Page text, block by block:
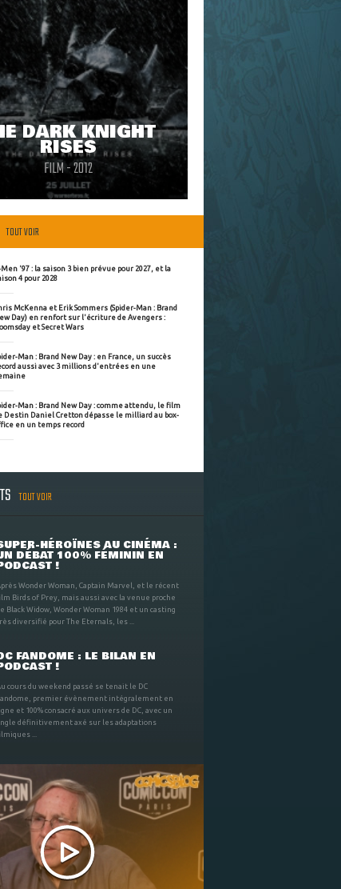
DARK KNIGHT
RISES
FILM - 2012
TOUT VOIR
Men '97 : la saison 3 bien prévue pour 2027, et la
4 pour 2028
McKenna et Erik Sommers (Spider-Man : Brand
Day) en renfort sur l'écriture de Avengers :
et Secret Wars
Man : Brand New Day : en France, un succès
aussi avec 3 millions d'entrées en une
Man : Brand New Day : comme attendu, le film
Destin Daniel Cretton dépasse le milliard au box-
en un temps record
TOUT VOIR
HÉROÏNES AU CINÉMA :
DÉBAT 100% FÉMININ EN
!
Wonder Woman, Captain Marvel, et le récent
Birds of Prey, mais aussi avec la venue proche
Black Widow, Wonder Woman 1984 et un casting
diversifié pour The Eternals, les ...
FANDOME : LE BILAN EN
!
cours du weekend passé se tenait le DC
premier évènement intégralement en
et 100% consacré aux univers de DC, avec un
définitivement axé sur les adaptations
...